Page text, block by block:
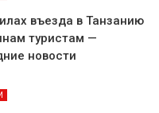
въезда в Танзанию
туристам —
новости